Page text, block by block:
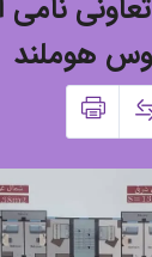
پروژه بقیه الله 5